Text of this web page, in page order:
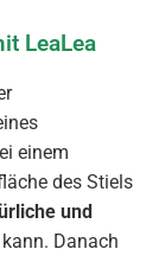
LeaLea
einem
des Stiels
und
Danach